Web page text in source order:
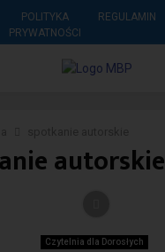
POLITYKA
PRYWATNOŚCI
REGULAMIN
autorskie
Czytelnia dla Dorosłych